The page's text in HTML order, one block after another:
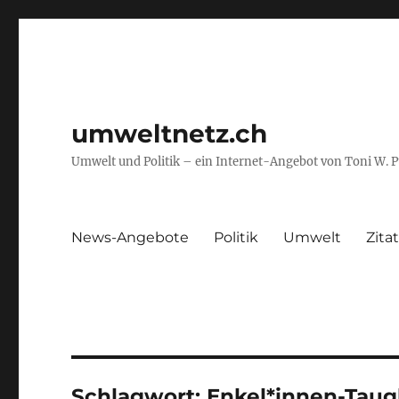
umweltnetz.ch
Umwelt und Politik – ein Internet-Angebot von Toni W.
News-Angebote Politik Umwelt